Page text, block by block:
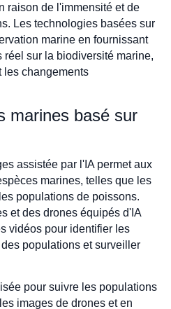
raison de l'immensité et de
Les technologies basées sur
marine en fournissant
réel sur la biodiversité marine,
les changements
marines basé sur
assistée par l'IA permet aux
marines, telles que les
populations de poissons.
et des drones équipés d'IA
vidéos pour identifier les
populations et surveiller
pour suivre les populations
images de drones et en